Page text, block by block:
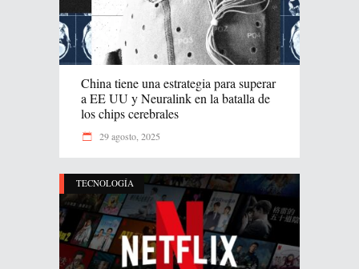
China tiene una estrategia para superar
a EE UU y Neuralink en la batalla de
los chips cerebrales
29 agosto, 2025
TECNOLOGÍA